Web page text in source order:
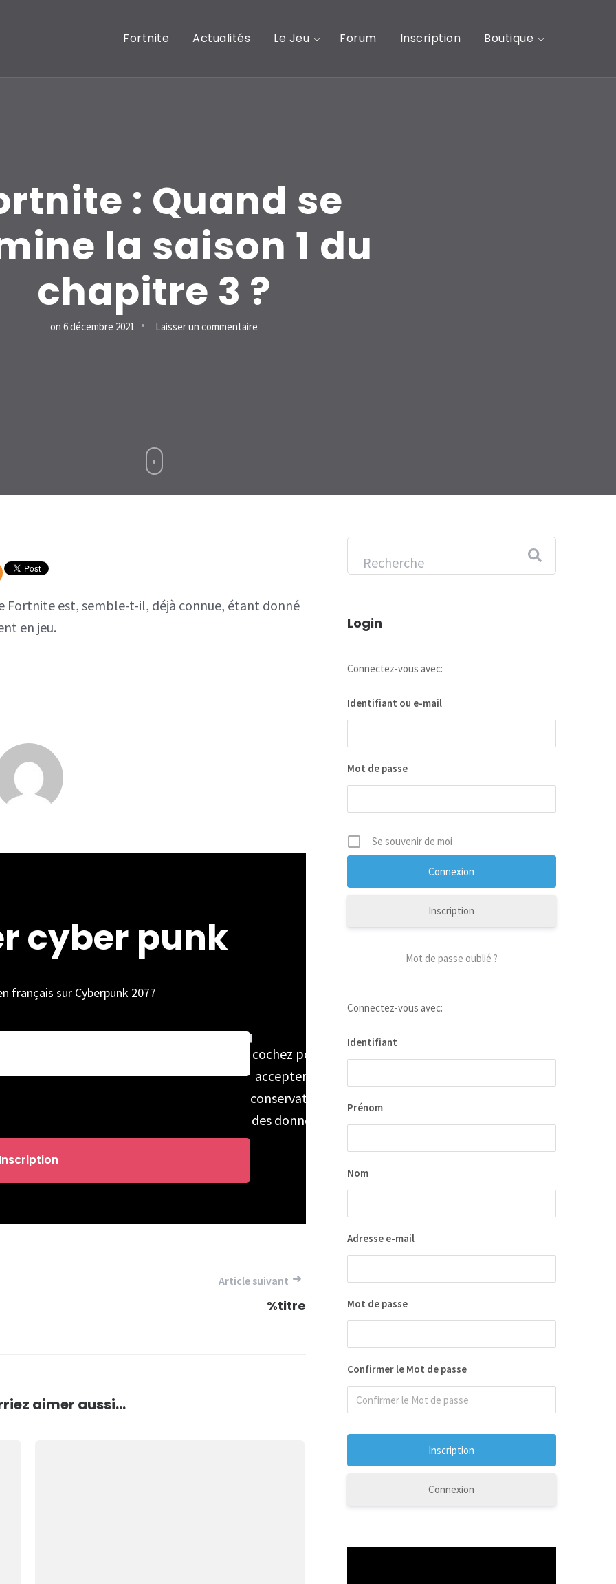
Fortnite Actualités Le Jeu Forum Inscription Boutique
: Quand se
la saison 1 du
chapitre 3 ?
on 6 décembre 2021 Laisser un commentaire
Fortnite est, semble-t-il, déjà connue, étant donné
en jeu.
cyber punk
français sur Cyberpunk 2077
cochez pour
accepter la
conservation
des données
Article suivant
%titre
aimer aussi...
Login
Connectez-vous avec:
Identifiant ou e-mail
Mot de passe
Se souvenir de moi
Inscription
Mot de passe oublié ?
Connectez-vous avec:
Identifiant
Prénom
Nom
Adresse e-mail
Mot de passe
Confirmer le Mot de passe
Connexion